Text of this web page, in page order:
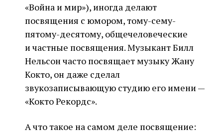
«Война и мир»), иногда делают
посвящения с юмором, тому-сему-
пятому-десятому, общечеловеческие
и частные посвящения. Музыкант Билл
Нельсон часто посвящает музыку Жану
Кокто, он даже сделал
звукозаписывающую студию его имени —
«Кокто Рекордс».
А что такое на самом деле посвящение: